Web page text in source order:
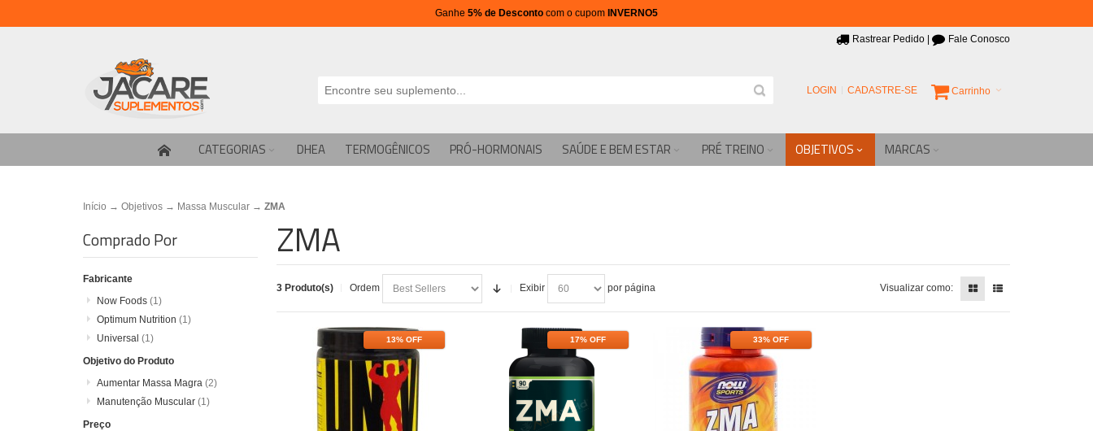
Ganhe 5% de Desconto com o cupom INVERNO5
Rastrear Pedido Fale Conosco
Carrinho
LOGIN CADASTRE-SE
CATEGORIAS DHEA TERMOGÊNICOS PRÓ-HORMONAIS SAÚDE E BEM ESTAR PRÉ TREINO OBJETIVOS MARCAS
Início → Objetivos → Massa Muscular → ZMA
ZMA
3 Produto(s) Ordem Exibir por página Visualizar como:
13% OFF 17% OFF 33% OFF
Comprado Por
Fabricante
Now Foods (1)
Optimum Nutrition (1)
Universal (1)
Objetivo do Produto
Aumentar Massa Magra (2)
Manutenção Muscular (1)
Preço